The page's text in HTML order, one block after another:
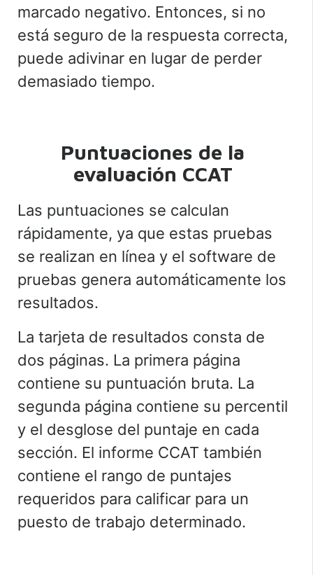
marcado negativo. Entonces, si no
está seguro de la respuesta correcta,
puede adivinar en lugar de perder
demasiado tiempo.
Puntuaciones de la
evaluación CCAT
Las puntuaciones se calculan
rápidamente, ya que estas pruebas
se realizan en línea y el software de
pruebas genera automáticamente los
resultados.
La tarjeta de resultados consta de
dos páginas. La primera página
contiene su puntuación bruta. La
segunda página contiene su percentil
y el desglose del puntaje en cada
sección. El informe CCAT también
contiene el rango de puntajes
requeridos para calificar para un
puesto de trabajo determinado.